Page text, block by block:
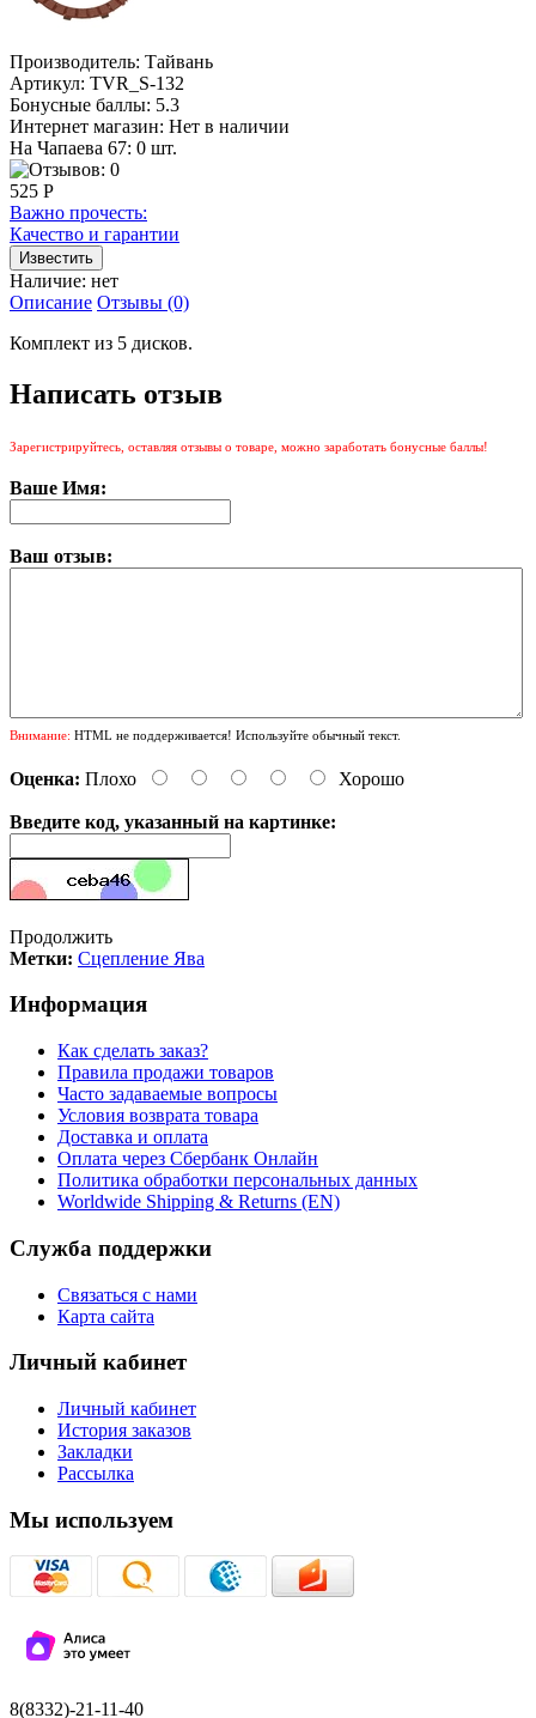
Производитель: Тайвань
Артикул: TVR_S-132
Бонусные баллы: 5.3
Интернет магазин: Нет в наличии
На Чапаева 67: 0 шт.
525 Р
Важно прочесть:
Качество и гарантии
Наличие: нет
Описание Отзывы (0)
Комплект из 5 дисков.
Написать отзыв
Зарегистрируйтесь, оставляя отзывы о товаре, можно заработать бонусные баллы!
Ваше Имя:
Ваш отзыв:
Внимание: HTML не поддерживается! Используйте обычный текст.
Оценка: Плохо Хорошо
Введите код, указанный на картинке:
Продолжить
Метки: Сцепление Ява
Информация
Как сделать заказ?
Правила продажи товаров
Часто задаваемые вопросы
Условия возврата товара
Доставка и оплата
Оплата через Сбербанк Онлайн
Политика обработки персональных данных
Worldwide Shipping & Returns (EN)
Служба поддержки
Связаться с нами
Карта сайта
Личный кабинет
Личный кабинет
История заказов
Закладки
Рассылка
Мы используем
8(8332)-21-11-40